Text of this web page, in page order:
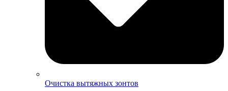
Очистка вытяжных зонтов